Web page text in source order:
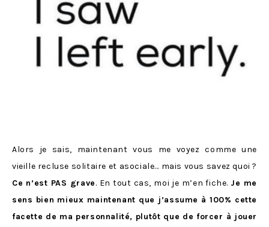
Alors je sais, maintenant vous me voyez comme une
vieille recluse solitaire et asociale… mais vous savez quoi ?
Ce n’est PAS grave. En tout cas, moi je m’en fiche. Je me
sens bien mieux maintenant que j’assume à 100% cette
facette de ma personnalité, plutôt que de forcer à jouer